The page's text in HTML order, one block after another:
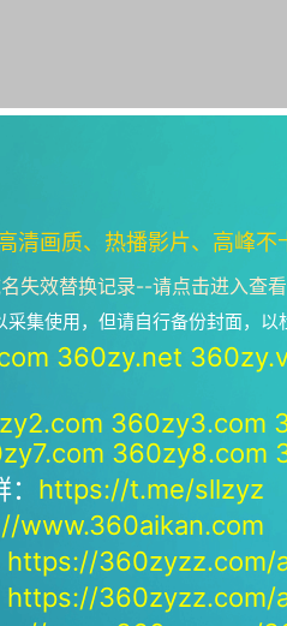
清画质、热播影片、高峰
失效替换记录--请点击进入查看
集使用，但请自行备份封面，以
360zy.net
360zy3.com
360zy8.com
https://t.me/sllzyz
www.360aikan.com
https://360zyzz.com/
https://360zyzz.com/